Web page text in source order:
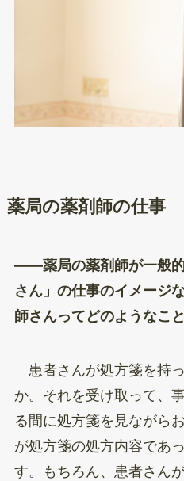
薬局の薬剤師の仕事
——薬局の薬剤師が一般
さん」の仕事のイメージ
師さんってどのようなこ
患者さんが処方箋を持
か。それを受け取って、
る間に処方箋を見ながら
が処方箋の処方内容であ
す。もちろん、患者さん